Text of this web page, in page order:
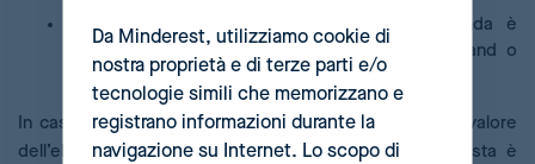
Quando il valore è inferiore a 1, la domanda è
anelastica e gli acquirenti sono più fedeli al brand o
meno sensibili ai prezzi.
In casi molto rari è possibile ottenere proprio 1 come valore
dell’elasticità della domanda, il che significa che questa è
Da Minderest, utilizziamo cookie di
nostra proprietà e di terze parti e/o
tecnologie simili che memorizzano e
registrano informazioni durante la
navigazione su Internet. Lo scopo di